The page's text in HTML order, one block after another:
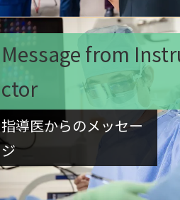
Message from
ctor
指導医からのメッセー
ジ